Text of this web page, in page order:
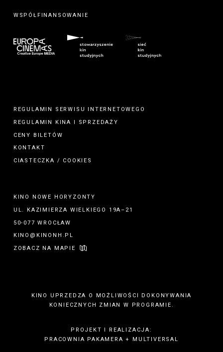
WSPÓŁFINANSOWANIE
REGULAMIN SERWISU INTERNETOWEGO
REGULAMIN KINA I
SPRZEDAŻY
CENY BILETÓW
KONTAKT
CIASTECZKA / COOKIES
KINO NOWE HORYZONTY
UL. KAZIMIERZA WIELKIEGO 19A–21
50-077 WROCŁAW
KINO@KINONH.PL
ZOBACZ NA MAPIE
KINO UPRZEDZA O MOŻLIWOŚCI DOKONYWANIA
KONIECZNYCH ZMIAN W PROGRAMIE.
PROJEKT I REALIZACJA:
PRACOWNIA PAKAMERA + MULTIVERSAL